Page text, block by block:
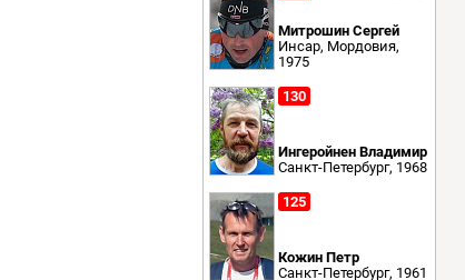
Митрошин Сергей
Инсар, Мордовия,
1975
130
Ингеройнен Владимир
Санкт-Петербург, 1968
125
Кожин Петр
Санкт-Петербург, 1961